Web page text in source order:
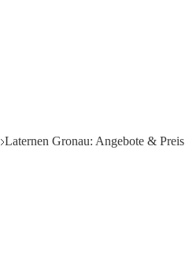
Laternen Gronau: Angebote & Preis